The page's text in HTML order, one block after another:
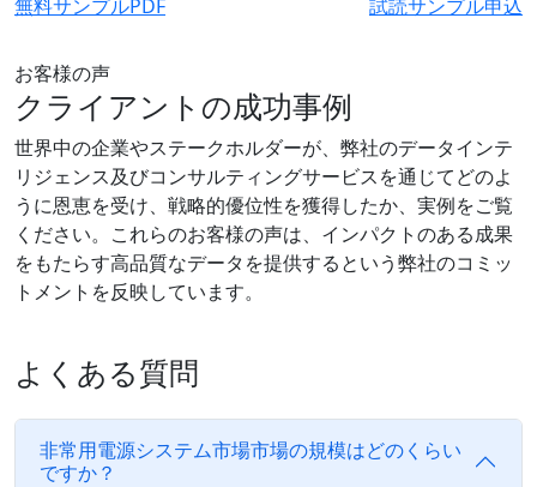
無料サンプルPDF 試読サンプル申込
お客様の声
クライアントの成功事例
世界中の企業やステークホルダーが、弊社のデータインテ
リジェンス及びコンサルティングサービスを通じてどのよ
うに恩恵を受け、戦略的優位性を獲得したか、実例をご覧
ください。これらのお客様の声は、インパクトのある成果
をもたらす高品質なデータを提供するという弊社のコミッ
トメントを反映しています。
よくある質問
非常用電源システム市場市場の規模はどのくらい
ですか？